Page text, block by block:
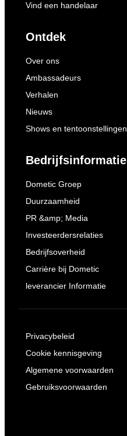
Vind een handelaar
Ontdek
Over ons
Ambassadeurs
Verhalen
Nieuws
Shows en tentoonstellingen
Bedrijfsinformatie
Dometic Groep
Duurzaamheid
PR &amp; Media
Investeerdersrelaties
Bedrijfsoverheid
Carrière bij Dometic
leverancier Informatie
Privacybeleid
Cookie kennisgeving
Algemene voorwaarden
Gebruiksvoorwaarden